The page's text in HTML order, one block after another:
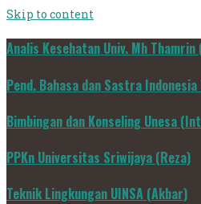
Skip to content
Analis Kesehatan Univ. Mh Thamrin
Pend. Bahasa dan Sastra Indonesia
Bimbingan dan Konseling Unesa
PPKn Universitas Sriwijaya (Reza)
Teknik Lingkungan UINSA (Akbar)